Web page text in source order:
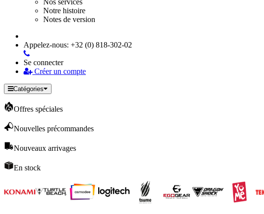
Nos services
Notre histoire
Notes de version
Appelez-nous: +32 (0) 818-302-02
Se connecter
Créer un compte
Catégories
Offres spéciales
Nouvelles précommandes
Nouveaux arrivages
En stock